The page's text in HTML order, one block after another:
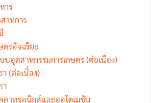
าร
าหการ
ตรอัจฉริยะ
บอุตสาหกรรมการเกษตร (ต่อเนื่อง)
า (ต่อเนื่อง)
า
คาทรอนิกส์และออโตเมชัน